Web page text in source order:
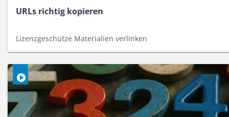
URLs richtig kopieren
Lizenzgeschütze Materialien verlinken